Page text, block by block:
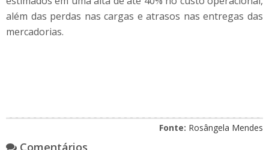
além das perdas nas cargas e atrasos nas entregas das
mercadorias.
Fonte: Rosângela Mendes
Comentários